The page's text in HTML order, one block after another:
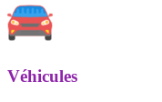
Véhicules